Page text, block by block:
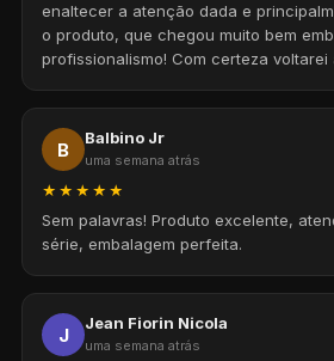
enaltecer a atenção dada e
o produto, que chegou muito bem
profissionalismo! Com certeza voltarei
B
Balbino Jr
uma semana atrás
★★★★★
Sem palavras! Produto excelente,
série, embalagem perfeita.
J
Jean Fiorin Nicola
uma semana atrás